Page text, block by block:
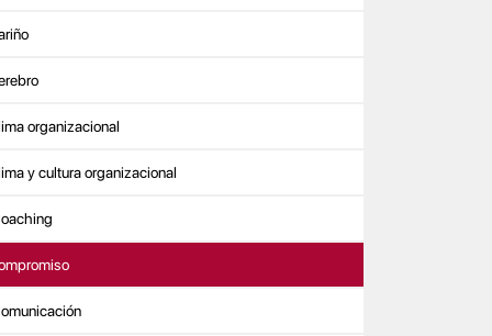
organizacional
y cultura organizacional